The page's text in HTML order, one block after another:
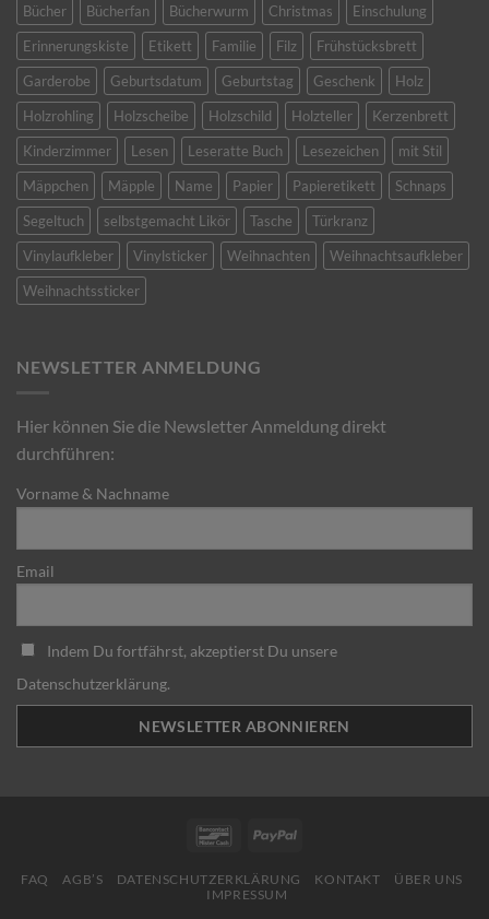
Bücher
Bücherfan Bücherwurm Christmas
Einschulung
Erinnerungskiste
Etikett Familie Filz
Frühstücksbrett
Garderobe
Geburtsdatum Geburtstag Geschenk
Holz
Holzrohling
Holzscheibe Holzschild Holzteller
Kerzenbrett
Kinderzimmer
Lesen Leseratte Buch Lesezeichen
mit Stil
Mäppchen
Mäpple Name Papier Papieretikett
Schnaps
Segeltuch
selbstgemacht Likör Tasche
Türkranz
Vinylaufkleber
Vinylsticker Weihnachten
Weihnachtsaufkleber
Weihnachtssticker
NEWSLETTER ANMELDUNG
Hier können Sie die Newsletter Anmeldung direkt
durchführen:
Vorname & Nachname
Email
Indem Du fortfährst, akzeptierst Du unsere
Datenschutzerklärung.
BancontactPayPal
FAQ AGB’S DATENSCHUTZERKLÄRUNG KONTAKT
ÜBER UNS
IMPRESSUM